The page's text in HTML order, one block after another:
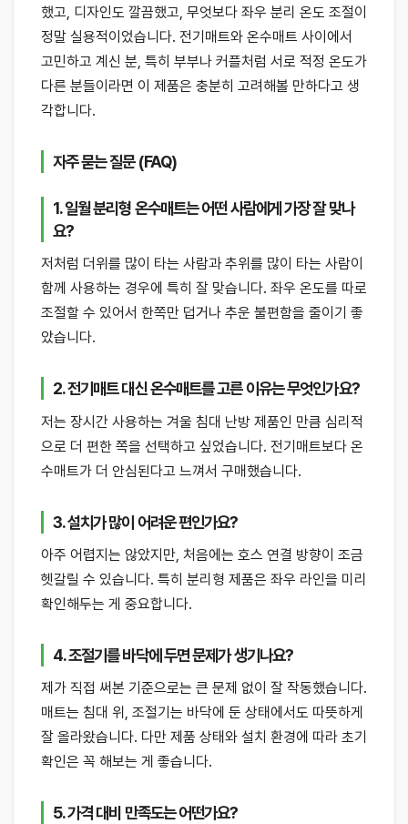
했고, 디자인도 깔끔했고, 무엇보다 좌우 분리 온도 조절이
정말 실용적이었습니다. 전기매트와 온수매트 사이에서
고민하고 계신 분, 특히 부부나 커플처럼 서로 적정 온도가
다른 분들이라면 이 제품은 충분히 고려해볼 만하다고 생
각합니다.
자주 묻는 질문 (FAQ)
1. 일월 분리형 온수매트는 어떤 사람에게 가장 잘 맞나
요?
저처럼 더위를 많이 타는 사람과 추위를 많이 타는 사람이
함께 사용하는 경우에 특히 잘 맞습니다. 좌우 온도를 따로
조절할 수 있어서 한쪽만 덥거나 추운 불편함을 줄이기 좋
았습니다.
2. 전기매트 대신 온수매트를 고른 이유는 무엇인가요?
저는 장시간 사용하는 겨울 침대 난방 제품인 만큼 심리적
으로 더 편한 쪽을 선택하고 싶었습니다. 전기매트보다 온
수매트가 더 안심된다고 느껴서 구매했습니다.
3. 설치가 많이 어려운 편인가요?
아주 어렵지는 않았지만, 처음에는 호스 연결 방향이 조금
헷갈릴 수 있습니다. 특히 분리형 제품은 좌우 라인을 미리
확인해두는 게 중요합니다.
4. 조절기를 바닥에 두면 문제가 생기나요?
제가 직접 써본 기준으로는 큰 문제 없이 잘 작동했습니다.
매트는 침대 위, 조절기는 바닥에 둔 상태에서도 따뜻하게
잘 올라왔습니다. 다만 제품 상태와 설치 환경에 따라 초기
확인은 꼭 해보는 게 좋습니다.
5. 가격 대비 만족도는 어떤가요?